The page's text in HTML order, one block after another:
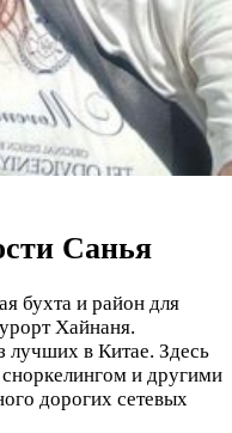
Санья
бухта и район для
Хайнаня.
в Китае. Здесь
и другими
дорогих сетевых